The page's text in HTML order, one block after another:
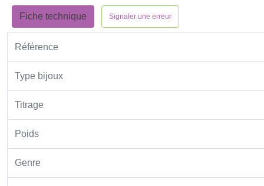
Fiche technique Signaler une erreur
Référence
Type bijoux
Titrage
Poids
Genre